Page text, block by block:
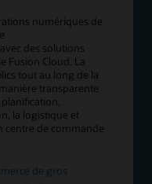
numériques de
des solutions
Fusion Cloud. La
tout au long de la
transparente
la logistique et
centre de commande
de gros